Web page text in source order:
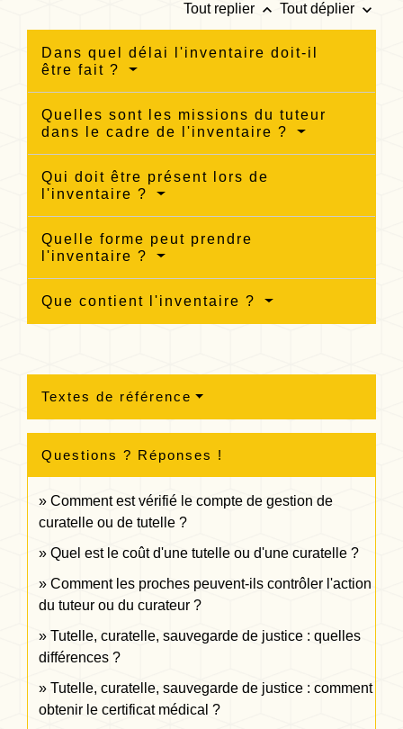
Tout replier keyboard_arrow_up Tout déplier keyboard_arrow_down
Dans quel délai l'inventaire doit-il
être fait ?
Quelles sont les missions du tuteur
dans le cadre de l'inventaire ?
Qui doit être présent lors de
l'inventaire ?
Quelle forme peut prendre
l'inventaire ?
Que contient l'inventaire ?
Textes de référence
Questions ? Réponses !
Comment est vérifié le compte de gestion de
curatelle ou de tutelle ?
Quel est le coût d'une tutelle ou d'une curatelle ?
Comment les proches peuvent-ils contrôler l'action
du tuteur ou du curateur ?
Tutelle, curatelle, sauvegarde de justice : quelles
différences ?
Tutelle, curatelle, sauvegarde de justice : comment
obtenir le certificat médical ?